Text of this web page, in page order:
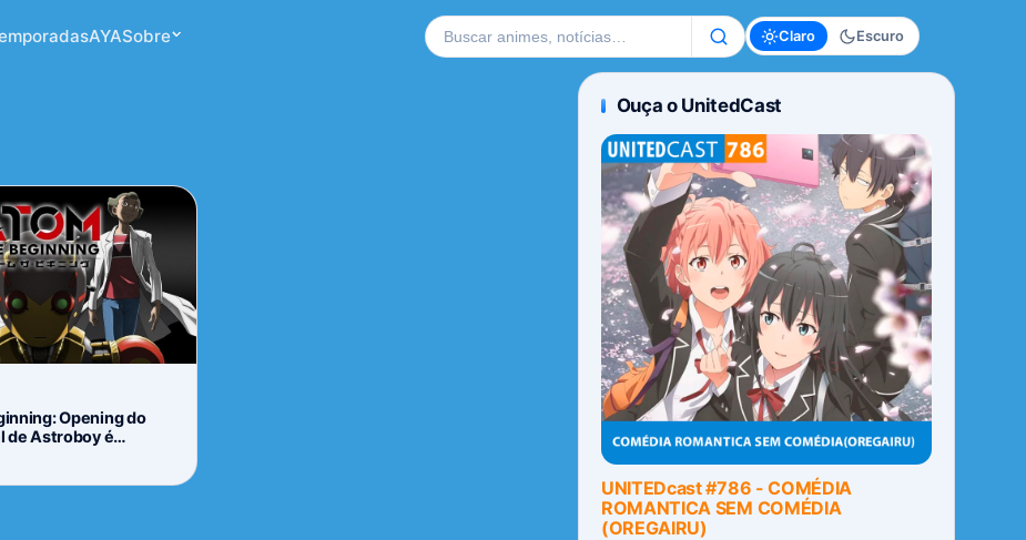
AYASobre Buscar no site Claro Escuro
Opening do
de Astroboy é
Ouça o UnitedCast
UNITEDcast #786 - COMÉDIA
ROMANTICA SEM COMÉDIA
(OREGAIRU)